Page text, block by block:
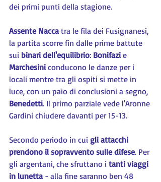
dei primi punti della stagione.
Assente Nacca tra le fila dei Fusignanesi,
la partita scorre fin dalle prime battute
sui binari dell'equilibrio: Bonifazi e
Marchesini conducono le danze per i
locali mentre tra gli ospiti si mette in
luce, con un paio di conclusioni a segno,
Benedetti. Il primo parziale vede l'Aronne
Gardini chiudere davanti per 15-13.
Secondo periodo in cui gli attacchi
prendono il sopravvento sulle difese. Per
gli argentani, che sfruttano i tanti viaggi
in lunetta - alla fine saranno ben 48